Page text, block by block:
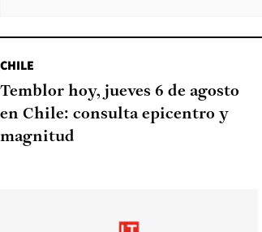
CHILE
Temblor hoy, jueves 6 de agosto
en Chile: consulta epicentro y
magnitud